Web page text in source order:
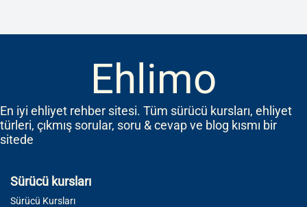
Ehlimo
En iyi ehliyet rehber sitesi. Tüm sürücü kursları, ehliyet
türleri, çıkmış sorular, soru & cevap ve blog kısmı bir
sitede
Sürücü kursları
Sürücü Kursları